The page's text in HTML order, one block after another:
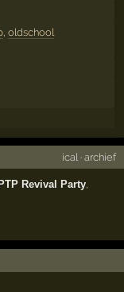
, oldschool
ical· archief
PTP Revival Party,